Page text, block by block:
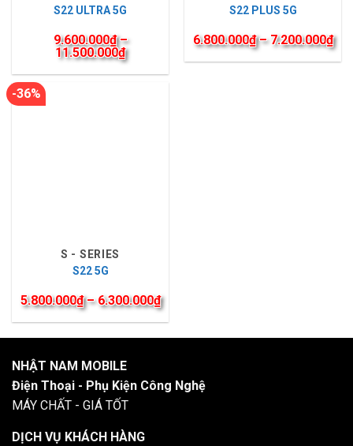
S22 ULTRA 5G
9.600.000₫–
11.500.000₫
S22 PLUS 5G
6.800.000₫–7.200.000₫
-36%
S - SERIES
S22 5G
5.800.000₫–6.300.000₫
NHẬT NAM MOBILE
Điện Thoại - Phụ Kiện Công Nghệ
MÁY CHẤT - GIÁ TỐT
DỊCH VỤ KHÁCH HÀNG